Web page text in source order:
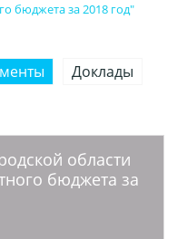
бюджета за 2018 год"
Доклады
области
бюджета за